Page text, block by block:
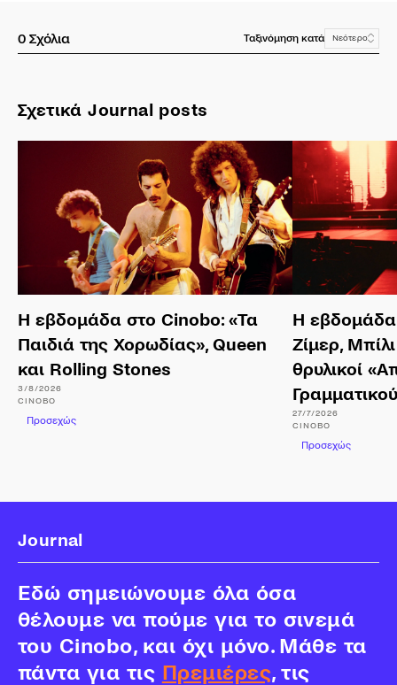
0 Σχόλια Ταξινόμηση κατά Νεότερο
Σχετικά Journal posts
Η εβδομάδα στο Cinobo: «Τα
Παιδιά της Χορωδίας», Queen
και Rolling Stones
3/8/2026
CINOBO
Προσεχώς
Η
Ζίμερ, Μπίλι
θρυλικοί
Γραμματικού
27/7/2026
CINOBO
Προσεχώς
Journal
Εδώ σημειώνουμε όλα όσα
θέλουμε να πούμε για το σινεμά
του Cinobo, και όχι μόνο. Μάθε τα
πάντα για τις Πρεμιέρες, τις